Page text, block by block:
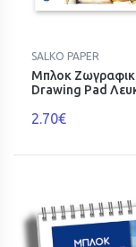
SALKO PAPER
Μπλοκ
Drawing Pad
2.70€